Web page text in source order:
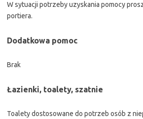
W sytuacji potrzeby uzyskania pomocy
portiera.
Dodatkowa pomoc
Brak
Łazienki, toalety, szatnie
Toalety dostosowane do potrzeb osób z